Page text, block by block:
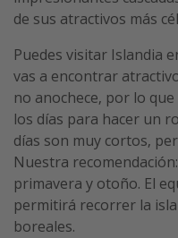
de sus atractivos más
Puedes visitar Islandia
vas a encontrar
no anochece, por lo
los días para hacer un
días son muy cortos,
Nuestra
primavera y otoño. El
permitirá recorrer la
boreales.